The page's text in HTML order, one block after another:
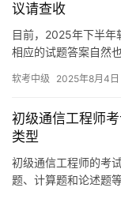
议请查收
目前，2025年下半年
相应的试题答案自然
软考中级 2025年8月4日
初级通信工程师
类型
初级通信工程师的考
题、计算题和论述题